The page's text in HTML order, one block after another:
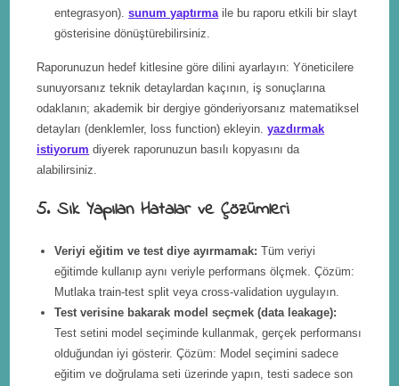
entegrasyon).sunum yaptırma ile bu raporu etkili bir slayt
gösterisine dönüştürebilirsiniz.
Raporunuzun hedef kitlesine göre dilini ayarlayın: Yöneticilere
sunuyorsanız teknik detaylardan kaçının, iş sonuçlarına
odaklanın; akademik bir dergiye gönderiyorsanız matematiksel
detayları (denklemler, loss function) ekleyin.yazdırmak
istiyorum diyerek raporunuzun basılı kopyasını da
alabilirsiniz.
5. Sık Yapılan Hatalar ve Çözümleri
Veriyi eğitim ve test diye ayırmamak: Tüm veriyi
eğitimde kullanıp aynı veriyle performans ölçmek. Çözüm:
Mutlaka train-test split veya cross-validation uygulayın.
Test verisine bakarak model seçmek (data leakage):
Test setini model seçiminde kullanmak, gerçek performansı
olduğundan iyi gösterir. Çözüm: Model seçimini sadece
eğitim ve doğrulama seti üzerinde yapın, testi sadece son